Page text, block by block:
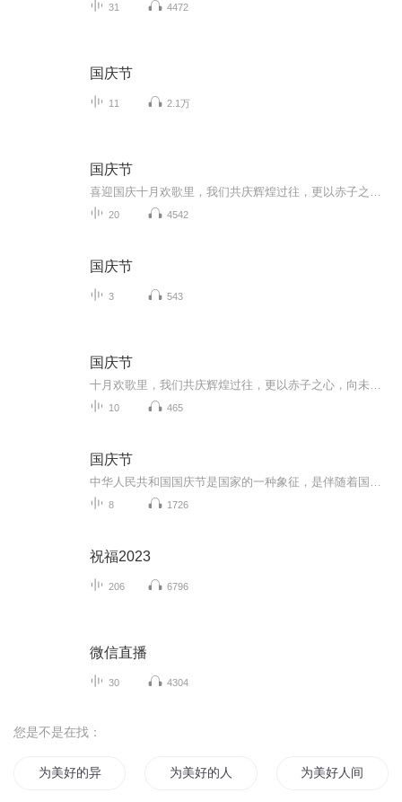
31 4472
国庆节
11 2.1万
国庆节
20 4542
国庆节
3 543
国庆节
10 465
国庆节
8 1726
祝福2023
206 6796
微信直播
30 4304
您是不是在找：
为美好的异界送上我们的祝福为美好的人生献上祝福 为美好人间献上